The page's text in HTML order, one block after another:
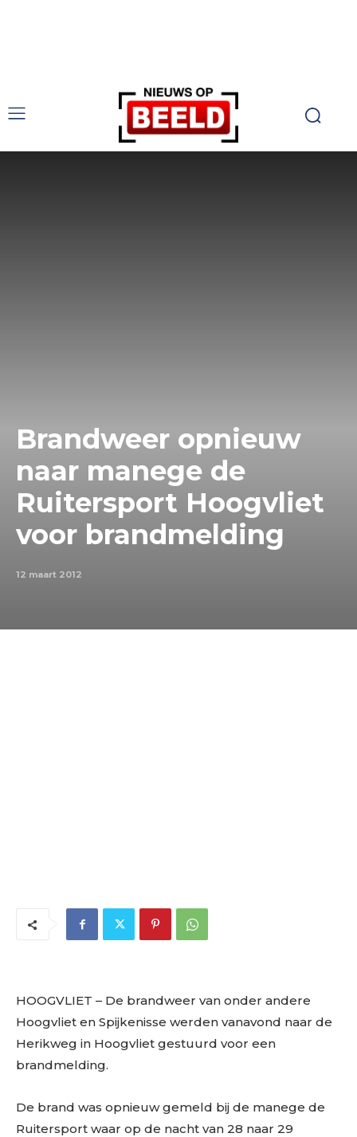
Brandweer opnieuw
naar manege de
Ruitersport Hoogvliet
voor brandmelding
12 maart 2012
HOOGVLIET – De brandweer van onder andere
Hoogvliet en Spijkenisse werden vanavond naar de
Herikweg in Hoogvliet gestuurd voor een
brandmelding.
De brand was opnieuw gemeld bij de manege de
Ruitersport waar op de nacht van 28 naar 29